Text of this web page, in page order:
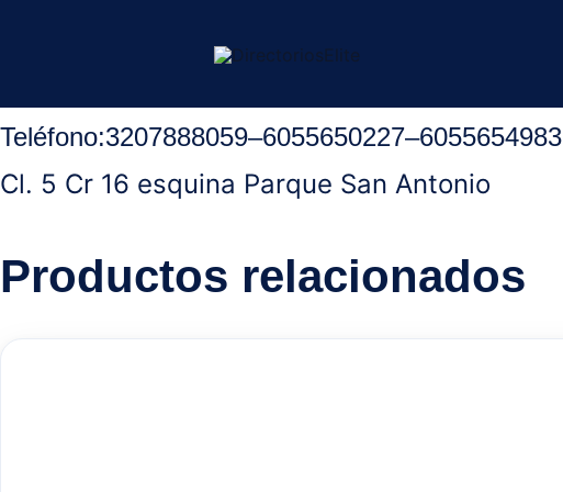
Teléfono:3207888059–6055650227–6055654983
Cl. 5 Cr 16 esquina Parque San Antonio
Productos relacionados